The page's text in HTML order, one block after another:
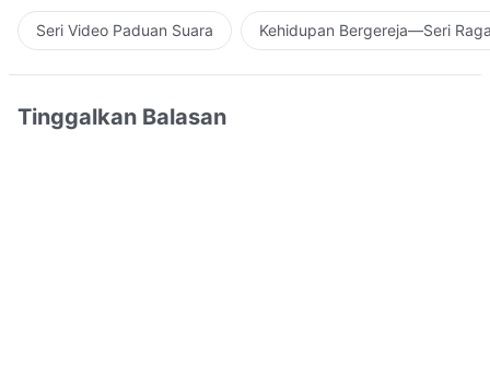
Seri Video Paduan Suara Kehidupan Bergereja—Seri
Tinggalkan Balasan